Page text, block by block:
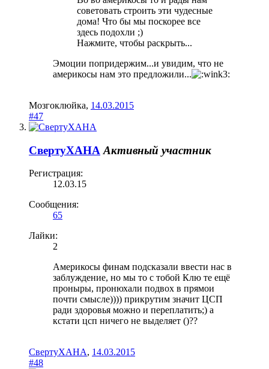
советовать строить эти чудесные
дома! Что бы мы поскорее все
здесь подохли ;)
Нажмите, чтобы раскрыть...
Эмоции попридержим...и увидим, что не
америкосы нам это предложили...
Мозгоклюйка, 14.03.2015
#47
СвертуХАНА Активный участник
Регистрация:
12.03.15
Сообщения:
65
Лайки:
2
Америкосы финам подсказали ввести нас в
заблуждение, но мы то с тобой Клю те ещё
проныры, пронюхали подвох в прямои
почти смысле)))) прикрутим значит ЦСП
ради здоровья можно и переплатить;) а
кстати цсп ничего не выделяет ()??
СвертуХАНА, 14.03.2015
#48